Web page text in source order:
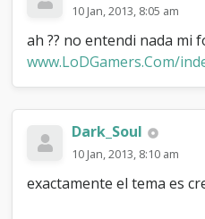
10 Jan, 2013, 8:05 am
ah ?? no entendi nada mi
www.LoDGamers.Com/
Dark_Soul
10 Jan, 2013, 8:10 am
exactamente el tema es